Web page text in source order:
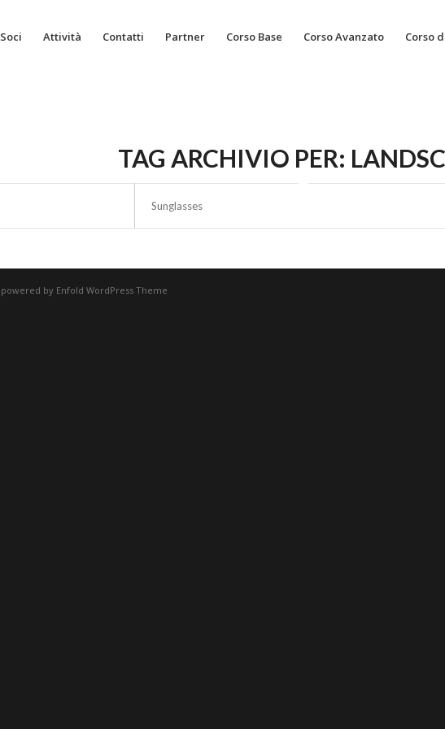
Soci Attività Contatti Partner Corso Base Corso Avanzato Corso
TAG ARCHIVIO PER:
Sunglasses
powered by Enfold WordPress Theme